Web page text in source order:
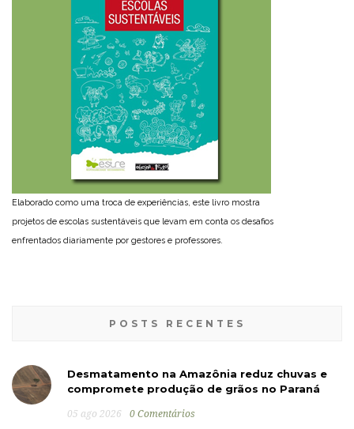
Elaborado como uma troca de experiências, este livro mostra
projetos de escolas sustentáveis que levam em conta os desafios
enfrentados diariamente por gestores e professores.
POSTS RECENTES
Desmatamento na Amazônia reduz chuvas e
compromete produção de grãos no Paraná
05 ago 2026 0 Comentários